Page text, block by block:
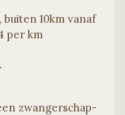
10km vanaf
per km
zwangerschap-